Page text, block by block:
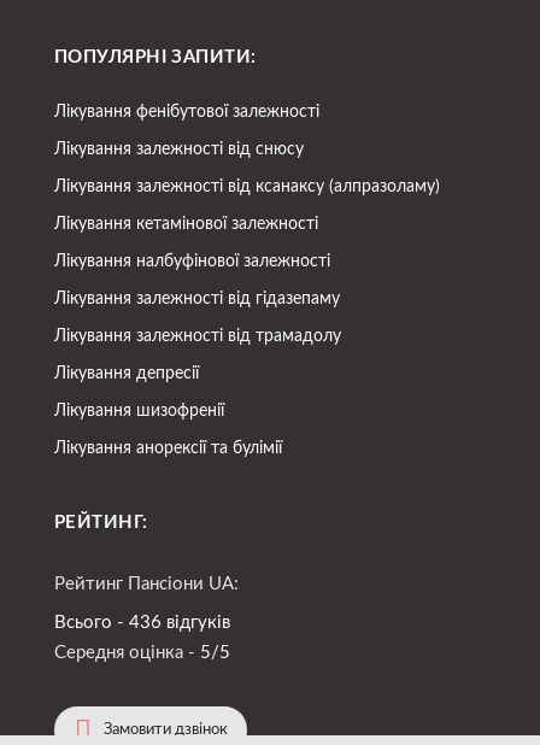
ПОПУЛЯРНІ ЗАПИТИ:
Лікування фенібутової залежності
Лікування залежності від снюсу
Лікування залежності від ксанаксу (алпразоламу)
Лікування кетамінової залежності
Лікування налбуфінової залежності
Лікування залежності від гідазепаму
Лікування залежності від трамадолу
Лікування депресії
Лікування шизофренії
Лікування анорексії та булімії
РЕЙТИНГ:
Рейтинг Пансіони UA:
Всього - 436 відгуків
Середня оцінка - 5/5
Замовити дзвінок